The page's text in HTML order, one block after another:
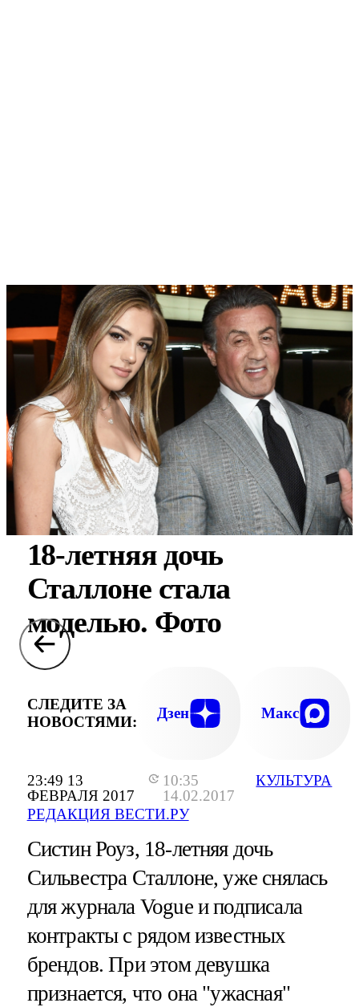
23:49 13
ФЕВРАЛЯ 2017
10:35
14.02.2017
РЕДАКЦИЯ ВЕСТИ.РУ
КУЛЬТУРА
18-летняя дочь
Сталлоне стала
моделью. Фото
СЛЕДИТЕ ЗА
НОВОСТЯМИ:
Дзен Макс
Систин Роуз, 18-летняя дочь
Сильвестра Сталлоне, уже снялась
для журнала Vogue и подписала
контракты с рядом известных
брендов. При этом девушка
признается, что она "ужасная"